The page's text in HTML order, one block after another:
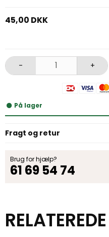
45,00 DKK
- +
På lager
Fragt og retur
Brug for hjælp?
61 69 54 74